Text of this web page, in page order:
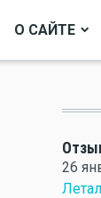
О САЙТЕ
26